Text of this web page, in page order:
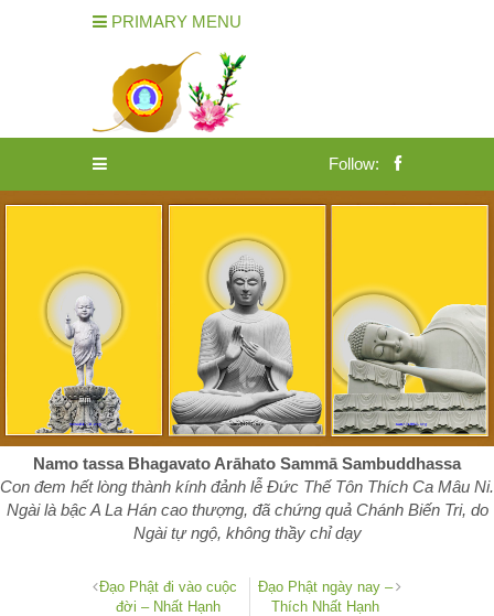
PRIMARY MENU
Follow:
Namo tassa Bhagavato Arāhato Sammā Sambuddhassa
Con đem hết lòng thành kính đảnh lễ Đức Thế Tôn Thích Ca Mâu Ni.
Ngài là bậc A La Hán cao thượng, đã chứng quả Chánh Biến Tri, do
Ngài tự ngộ, không thầy chỉ dạy
Đạo Phật đi vào cuộc
đời – Nhất Hạnh
Đạo Phật ngày nay –
Thích Nhất Hạnh